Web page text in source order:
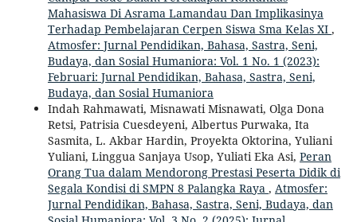
Mahasiswa Di Asrama Lamandau Dan Implikasinya
Terhadap Pembelajaran Cerpen Siswa Sma Kelas XI ,
Atmosfer: Jurnal Pendidikan, Bahasa, Sastra, Seni,
Budaya, dan Sosial Humaniora: Vol. 1 No. 1 (2023):
Februari: Jurnal Pendidikan, Bahasa, Sastra, Seni,
Budaya, dan Sosial Humaniora
Indah Rahmawati, Misnawati Misnawati, Olga Dona
Retsi, Patrisia Cuesdeyeni, Albertus Purwaka, Ita
Sasmita, L. Akbar Hardin, Proyekta Oktorina, Yuliani
Yuliani, Linggua Sanjaya Usop, Yuliati Eka Asi, Peran
Orang Tua dalam Mendorong Prestasi Peserta Didik di
Segala Kondisi di SMPN 8 Palangka Raya , Atmosfer:
Jurnal Pendidikan, Bahasa, Sastra, Seni, Budaya, dan